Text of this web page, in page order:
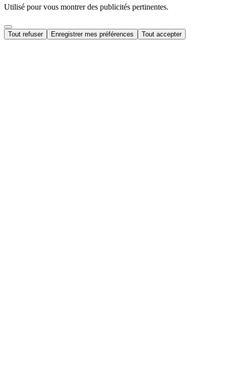
Utilisé pour vous montrer des publicités pertinentes.
Tout refuser Enregistrer mes préférences Tout accepter